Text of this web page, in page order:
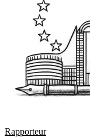
Rapporteur